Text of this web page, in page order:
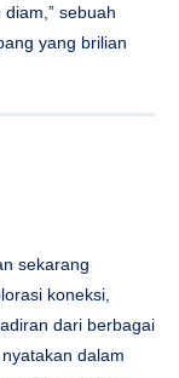
sebuah
yang brilian
sekarang
koneksi,
dari berbagai
dalam